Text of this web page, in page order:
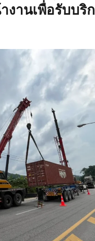
านเพื่อรับบริ